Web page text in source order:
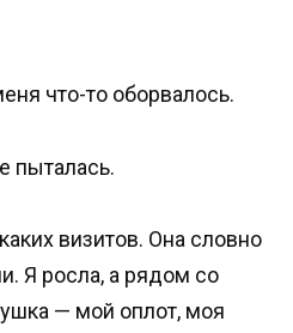
что-то оборвалось.
пыталась.
визитов. Она словно
Я росла, а рядом со
— мой оплот, моя